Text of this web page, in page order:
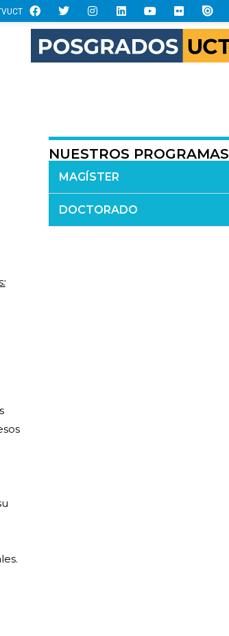
NUESTROS PROGRAMAS
MAGÍSTER
DOCTORADO